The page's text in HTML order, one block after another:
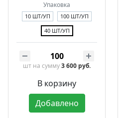
Упаковка
10 ШТ/УП
100 ШТ/УП
40 ШТ/УП
шт на сумму3 600 руб.
В корзину
Добавлено